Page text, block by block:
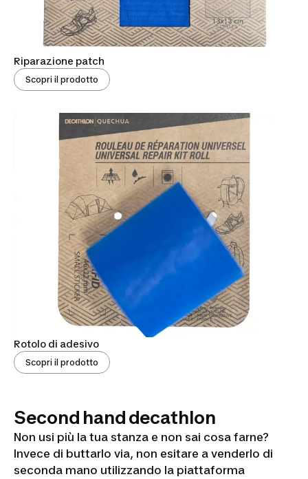
Riparazione patch
Scopri il prodotto
Rotolo di adesivo
Scopri il prodotto
Second hand decathlon
Non usi più la tua stanza e non sai cosa farne?
Invece di buttarlo via, non esitare a venderlo di
seconda mano utilizzando la piattaforma